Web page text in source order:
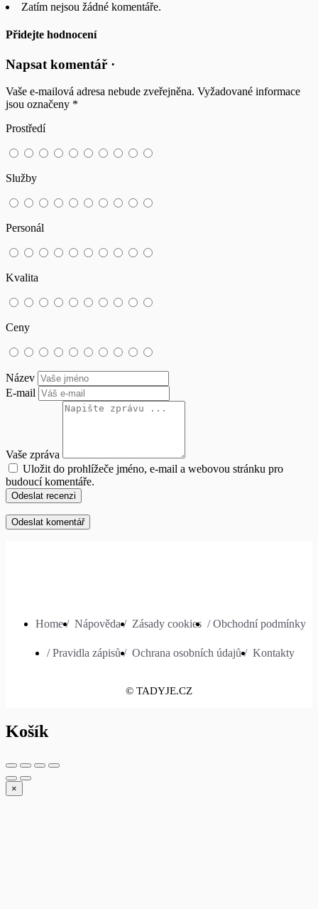
Zatím nejsou žádné komentáře.
Přidejte hodnocení
Napsat komentář ·
Vaše e-mailová adresa nebude zveřejněna. Vyžadované informace
jsou označeny *
Prostředí
Služby
Personál
Kvalita
Ceny
Název
E-mail
Vaše zpráva
Uložit do prohlížeče jméno, e-mail a webovou stránku pro
budoucí komentáře.
Odeslat recenzi
Home / Nápověda / Zásady cookies / Obchodní podmínky
/ Pravidla zápisů / Ochrana osobních údajů / Kontakty
© TADYJE.CZ
Košík
×